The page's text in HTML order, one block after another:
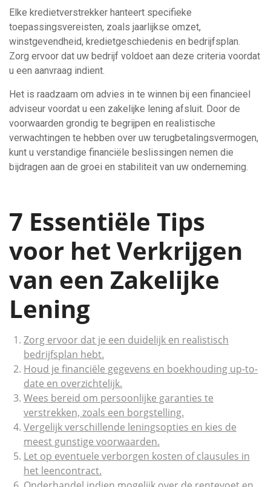
Elke kredietverstrekker hanteert specifieke
toepassingsvereisten, zoals jaarlijkse omzet,
winstgevendheid, kredietgeschiedenis en bedrijfsplan.
Zorg ervoor dat uw bedrijf voldoet aan deze criteria voordat
u een aanvraag indient.
Het is raadzaam om advies in te winnen bij een financieel
adviseur voordat u een zakelijke lening afsluit. Door de
voorwaarden grondig te begrijpen en realistische
verwachtingen te hebben over uw terugbetalingsvermogen,
kunt u verstandige financiële beslissingen nemen die
bijdragen aan de groei en stabiliteit van uw onderneming.
7 Essentiële Tips
voor het Verkrijgen
van een Zakelijke
Lening
Zorg ervoor dat je een duidelijk en realistisch
bedrijfsplan hebt.
Houd je financiële gegevens en boekhouding up-to-
date en overzichtelijk.
Wees bereid om persoonlijke garanties te
verstrekken, zoals een borgstelling.
Vergelijk verschillende leningsopties en kies de
meest gunstige voorwaarden.
Let op eventuele verborgen kosten of clausules in
het leencontract.